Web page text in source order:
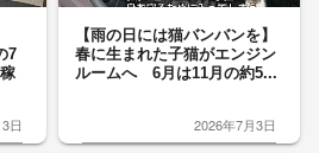
7
日
【雨の日には猫バンバンを】
春に生まれた子猫がエンジン
ルームへ 6月は11月の約5...
2026年7月3日